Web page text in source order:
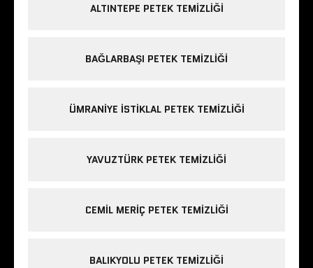
ALTINTEPE PETEK TEMIZLIĞI
BAĞLARBAŞI PETEK TEMIZLIĞI
ÜMRANIYE ISTIKLAL PETEK TEMIZLIĞI
YAVUZTÜRK PETEK TEMIZLIĞI
CEMIL MERIÇ PETEK TEMIZLIĞI
BALIKYOLU PETEK TEMIZLIĞI